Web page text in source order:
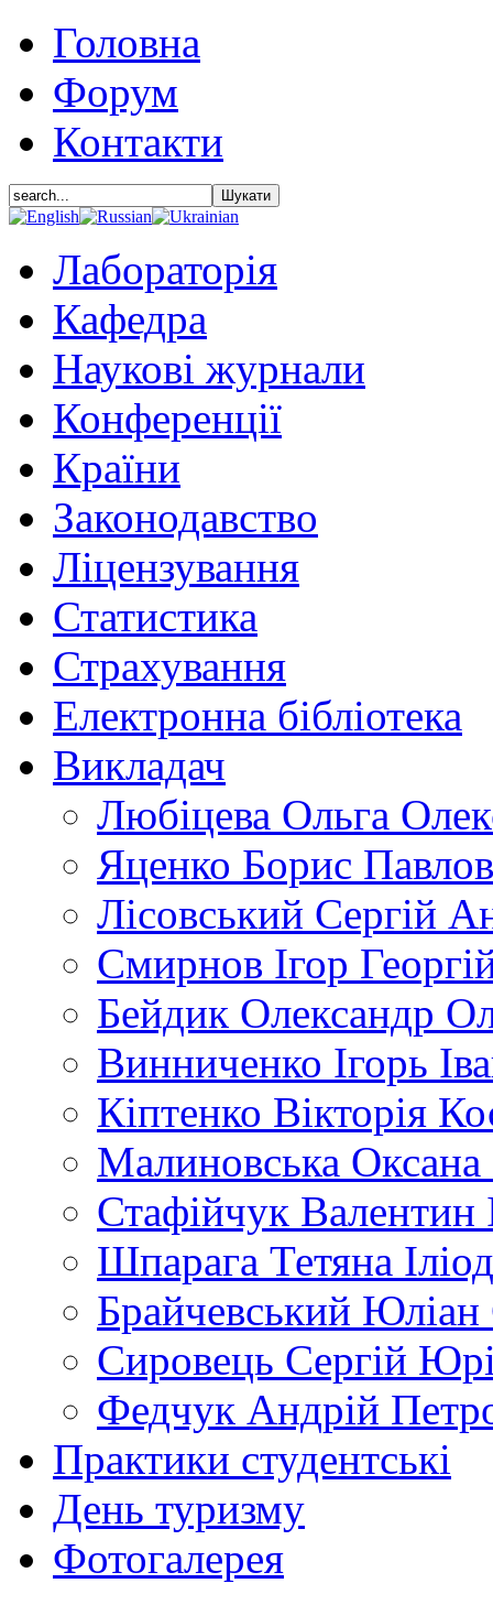
Головна
Форум
Контакти
Лабораторія
Кафедра
Наукові журнали
Конференції
Країни
Законодавство
Ліцензування
Статистика
Страхування
Електронна бібліотека
Викладач
Любіцева Ольга
Яценко Борис
Лісовський Сергій
Смирнов Ігор
Бейдик Олександр
Винниченко Ігорь
Кіптенко Вікторія
Малиновська Оксана
Стафійчук Валентин
Шпарага Тетяна
Брайчевський Юліан
Сировець Сергій
Федчук Андрій
Практики студентські
День туризму
Фотогалерея